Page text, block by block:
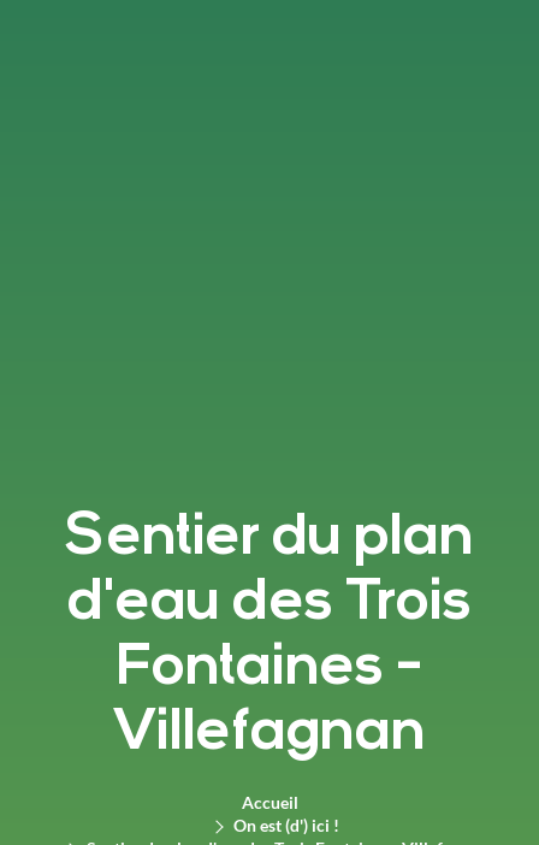
Sentier du plan
d'eau des Trois
Fontaines -
Villefagnan
Accueil
On est (d') ici !